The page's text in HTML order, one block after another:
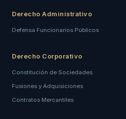
Derecho Administrativo
Defensa Funcionarios Públicos
Derecho Corporativo
Constitución de Sociedades
Fusiones y Adquisiciones
Contratos Mercantiles